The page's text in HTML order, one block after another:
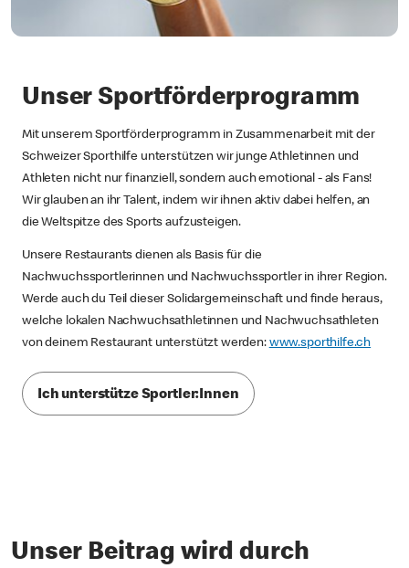
Unser Sportförderprogramm
Mit unserem Sportförderprogramm in Zusammenarbeit mit der
Schweizer Sporthilfe unterstützen wir junge Athletinnen und
Athleten nicht nur finanziell, sondern auch emotional - als Fans!
Wir glauben an ihr Talent, indem wir ihnen aktiv dabei helfen, an
die Weltspitze des Sports aufzusteigen.
Unsere Restaurants dienen als Basis für die
Nachwuchssportlerinnen und Nachwuchssportler in ihrer Region.
Werde auch du Teil dieser Solidargemeinschaft und finde heraus,
welche lokalen Nachwuchsathletinnen und Nachwuchsathleten
von deinem Restaurant unterstützt werden: www.sporthilfe.ch
Ich unterstütze Sportler:Innen
Unser Beitrag wird durch